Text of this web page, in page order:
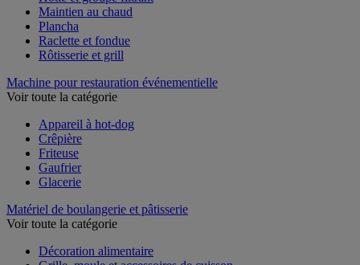
Hotte et groupe filtrant
Maintien au chaud
Plancha
Raclette et fondue
Machine pour restauration événementielle
Appareil à hot-dog
Crêpière
Friteuse
Gaufrier
Matériel de boulangerie et pâtisserie